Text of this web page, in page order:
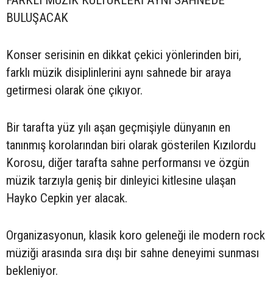
BULUŞACAK
Konser serisinin en dikkat çekici yönlerinden biri,
farklı müzik disiplinlerini aynı sahnede bir araya
getirmesi olarak öne çıkıyor.
Bir tarafta yüz yılı aşan geçmişiyle dünyanın en
tanınmış korolarından biri olarak gösterilen Kızılordu
Korosu, diğer tarafta sahne performansı ve özgün
müzik tarzıyla geniş bir dinleyici kitlesine ulaşan
Hayko Cepkin yer alacak.
Organizasyonun, klasik koro geleneği ile modern rock
müziği arasında sıra dışı bir sahne deneyimi sunması
bekleniyor.